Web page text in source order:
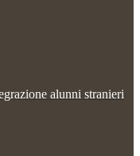
alunni stranieri